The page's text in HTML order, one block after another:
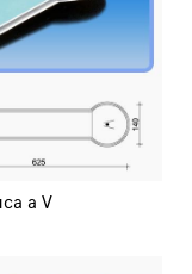
a V